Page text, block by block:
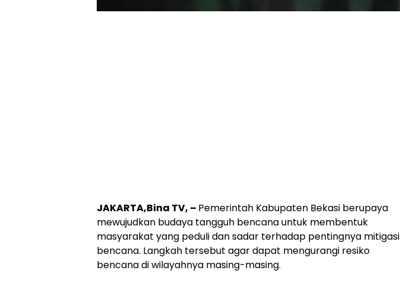
JAKARTA,Bina TV, – Pemerintah Kabupaten Bekasi berupaya
mewujudkan budaya tangguh bencana untuk membentuk
masyarakat yang peduli dan sadar terhadap pentingnya mitigasi
bencana. Langkah tersebut agar dapat mengurangi resiko
bencana di wilayahnya masing-masing.